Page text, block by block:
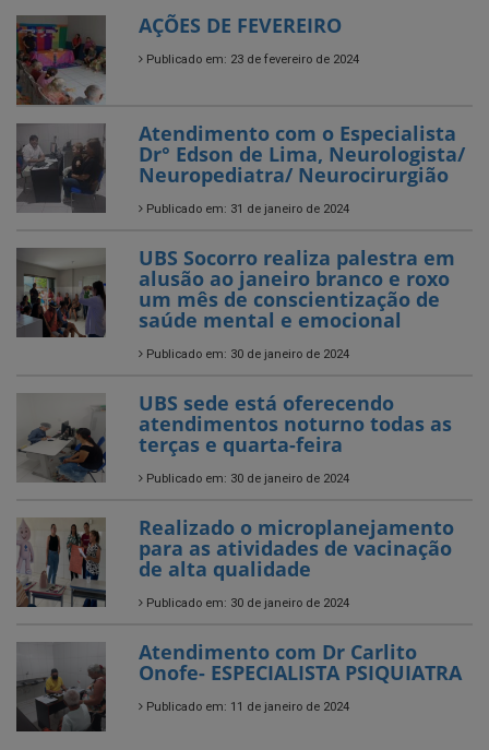
AÇÕES DE FEVEREIRO
Publicado em: 23 de fevereiro de 2024
Atendimento com o Especialista
Dr° Edson de Lima, Neurologista/
Neuropediatra/ Neurocirurgião
Publicado em: 31 de janeiro de 2024
UBS Socorro realiza palestra em
alusão ao janeiro branco e roxo
um mês de conscientização de
saúde mental e emocional
Publicado em: 30 de janeiro de 2024
UBS sede está oferecendo
atendimentos noturno todas as
terças e quarta-feira
Publicado em: 30 de janeiro de 2024
Realizado o microplanejamento
para as atividades de vacinação
de alta qualidade
Publicado em: 30 de janeiro de 2024
Atendimento com Dr Carlito
Onofe- ESPECIALISTA PSIQUIATRA
Publicado em: 11 de janeiro de 2024